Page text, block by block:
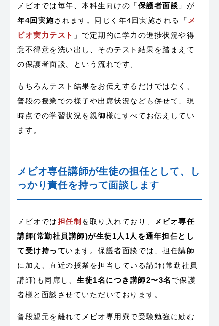
メビオでは毎年、本科生向けの「保護者面談 」が
年4回実施されます。同じく年4回実施される「 メ
ビオ実力テスト 」で定期的に学力の進捗状況や得
意不得意を洗い出し、そのテスト結果を踏まえて
の保護者面談、という流れです。
もちろんテスト結果をお伝えするだけではなく、
普段の授業での様子や出席状況なども併せて、現
時点での学習状況を親御様にすべてお伝えしてい
ます。
メビオ専任講師が生徒の担任として、し
っかり責任を持って面談します
メビオでは担任制 を取り入れており、
メビオ専任
講師(常勤社員講師)が生徒1人1人を通年担任とし
て受け持っています。保護者面談では、担任講師
に加え、直近の授業を担当している講師(常勤社員
講師)も同席し、 生徒1名につき講師2〜3名 で保護
者様と面談させていただいております。
普段親元を離れてメビオ専用寮で受験勉強に励む